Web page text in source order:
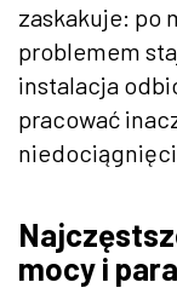
zaskakuje: po
problemem
instalacja
pracować
mocy i